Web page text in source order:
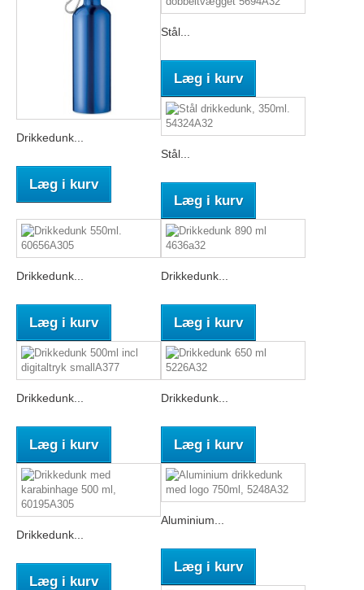
Drikkedunk...
Læg i kurv
Stål...
Læg i kurv
Stål...
Læg i kurv
Drikkedunk...
Læg i kurv
Drikkedunk...
Læg i kurv
Drikkedunk...
Læg i kurv
Drikkedunk...
Læg i kurv
Drikkedunk...
Læg i kurv
Aluminium...
Læg i kurv